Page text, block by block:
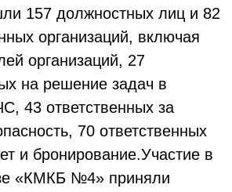
157 должностных лиц и 82
организаций, включая
организаций, 27
на решение задач в
43 ответственных за
70 ответственных
и бронирование.Участие в
«КМКБ №4» приняли